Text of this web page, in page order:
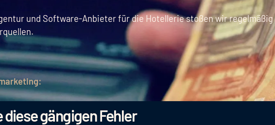
und Software-Anbieter für die Hotellerie stoßen wir regelmäßig
diese gängigen Fehler